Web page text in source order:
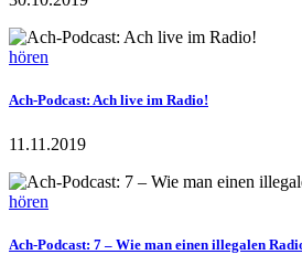
hören
Ach-Podcast: Ach live im Radio!
11.11.2019
hören
Ach-Podcast: 7 – Wie man einen illegalen